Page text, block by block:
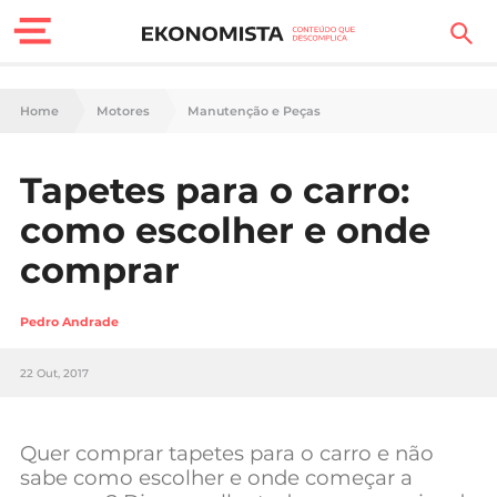
Finanças Pessoais
Carreira
Casa
Lifestyle
Sociedade
Negócios
Home Motores Manutenção e Peças
Tapetes para o carro:
como escolher e onde
comprar
Pedro Andrade
22 Out, 2017
Quer comprar tapetes para o carro e não
sabe como escolher e onde começar a